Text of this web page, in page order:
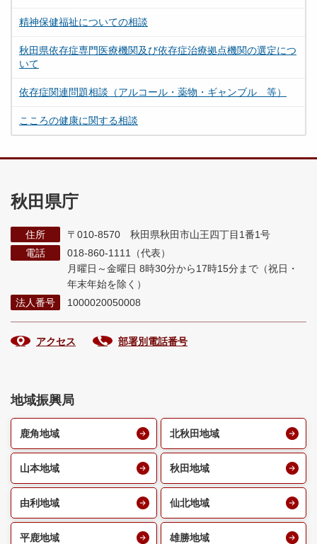
精神保健福祉についての相談
秋田県依存症専門医療機関及び依存症治療拠点機関の選定につ
いて
依存症関連問題相談（アルコール・薬物・ギャンブル 等）
こころの健康に関する相談
秋田県庁
住所
〒010-8570 秋田県秋田市山王四丁目1番1号
電話
018-860-1111（代表）
月曜日～金曜日 8時30分から17時15分まで （祝日・
年末年始を除く）
法人番号
1000020050008
アクセス 部署別電話番号
地域振興局
鹿角地域 北秋田地域
山本地域 秋田地域
由利地域 仙北地域
平鹿地域 雄勝地域